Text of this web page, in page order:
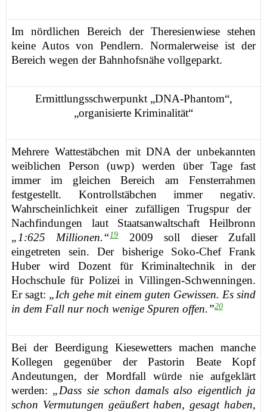
Im nördlichen Bereich der Theresienwiese stehen
keine Autos von Pendlern. Normalerweise ist der
Bereich wegen der Bahnhofsnähe vollgeparkt.
Ermittlungsschwerpunkt „DNA-Phantom“,
„organisierte Kriminalität“
Mehrere Wattestäbchen mitDNA der unbekannten
weiblichen Person (uwp) werden über Tage
fast
immer im gleichen Bereicham Fensterrahmen
festgestellt. Kontrollstäbchen immer negativ.
Wahrscheinlichkeit einer zufälligen Trugspur der
Nachfindungen laut Staatsanwaltschaft Heilbronn
„1:625 Millionen.“19 2009soll dieser Zufall
eingetreten sein. Der bisherige Soko-Chef Frank
Huber wird Dozent für Kriminaltechnik in der
Hochschule für Polizei in Villingen-Schwenningen.
Er sagt: „Ich gehe mit einem guten Gewissen. Es sind
in dem Fall nur noch wenige Spuren offen.”20
Bei der Beerdigung Kiesewetters machen manche
Kollegen gegenüber der Pastorin Beate Kopf
Andeutungen, der Mordfall würde nie aufgeklärt
werden: „Dass sie schon damals also eigentlich ja
schon Vermutungen geäußert haben, gesagt haben,